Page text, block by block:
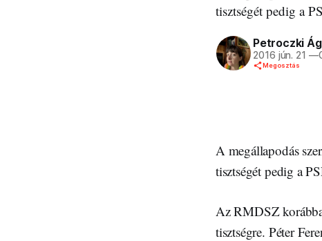
tisztségét pedig a
Petroczki
2016 jún. 21 —
Megosztás
A megállapodás
tisztségét pedig a
Az RMDSZ
tisztségre. Péter